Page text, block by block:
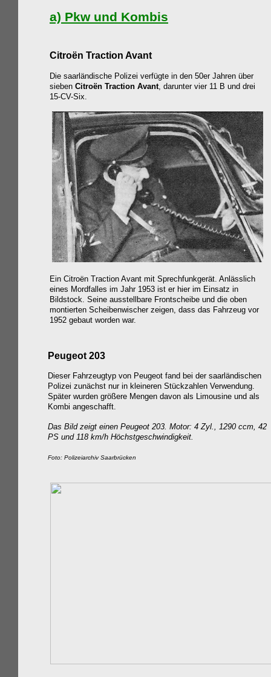
a) Pkw und Kombis
Citroën Traction Avant
Die saarländische Polizei verfügte in den 50er Jahren über
sieben Citroën Traction Avant, darunter vier 11 B und drei
15-CV-Six.
Ein Citroën Traction Avant mit Sprechfunkgerät. Anlässlich
eines Mordfalles im Jahr 1953 ist er hier im Einsatz in
Bildstock. Seine ausstellbare Frontscheibe und die oben
montierten Scheibenwischer zeigen, dass das Fahrzeug vor
1952 gebaut worden war.
Peugeot 203
Dieser Fahrzeugtyp von Peugeot fand bei der saarländischen
Polizei zunächst nur in kleineren Stückzahlen Verwendung.
Später wurden größere Mengen davon als Limousine und als
Kombi angeschafft.
Das Bild zeigt einen Peugeot 203. Motor: 4 Zyl., 1290 ccm, 42
PS und 118 km/h Höchstgeschwindigkeit.
Foto: Polizeiarchiv Saarbrücken